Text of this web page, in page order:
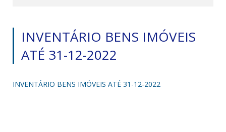
INVENTÁRIO BENS IMÓVEIS
ATÉ 31-12-2022
INVENTÁRIO BENS IMÓVEIS ATÉ 31-12-2022